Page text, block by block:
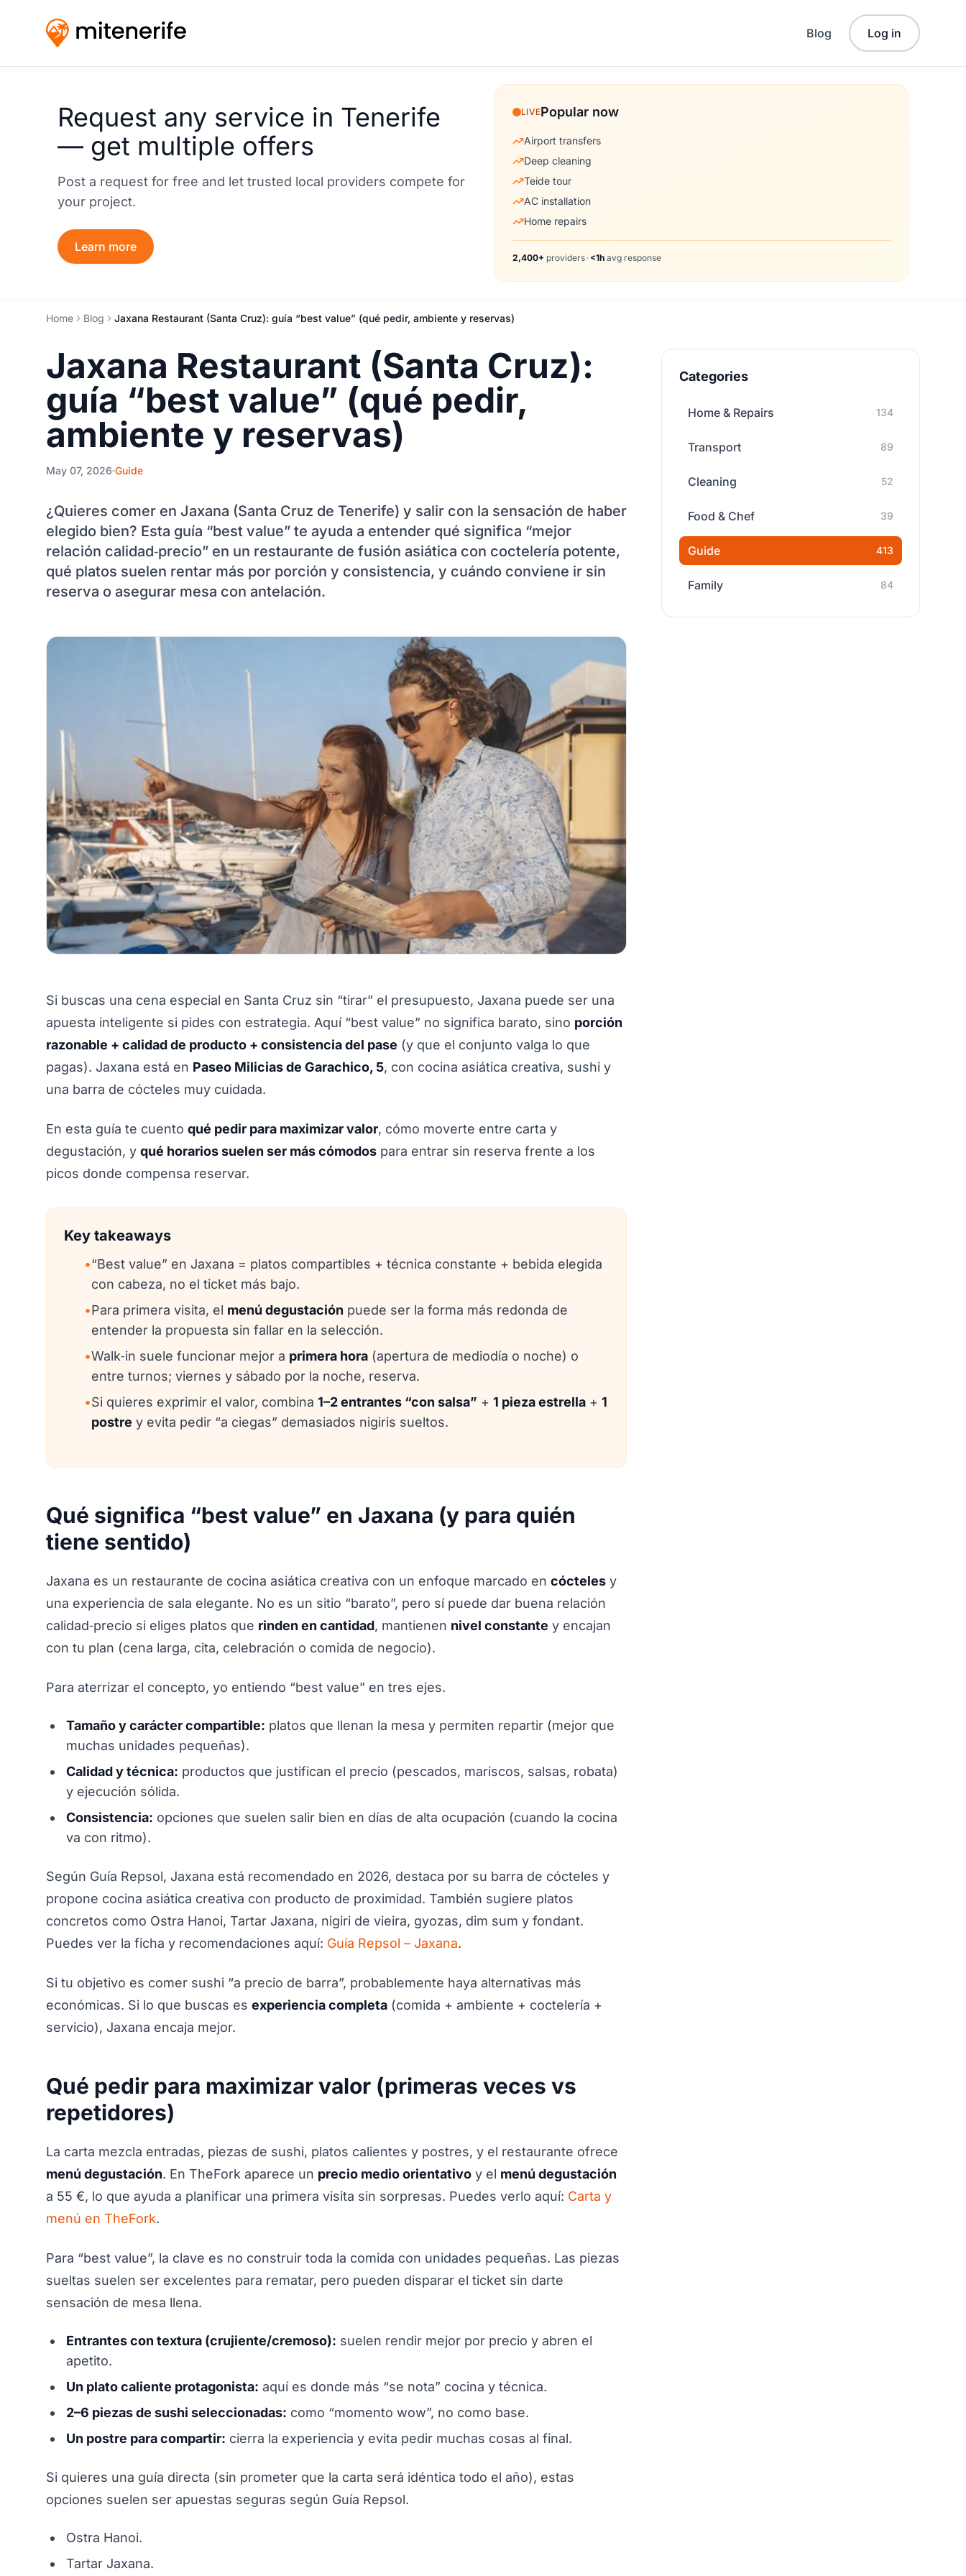
Blog Log in
Request any service in Tenerife
— get multiple offers
Post a request for free and let trusted local providers compete for
your project.
Learn more
LIVEPopular now
Airport transfers
Deep cleaning
Teide tour
AC installation
Home repairs
2,400+ providers• <1h avg response
Home Blog Jaxana Restaurant (Santa Cruz): guía “best value” (qué pedir, ambiente y reservas)
Jaxana Restaurant (Santa Cruz):
guía “best value” (qué pedir,
ambiente y reservas)
May 07, 2026 Guide
¿Quieres comer en Jaxana (Santa Cruz de Tenerife) y salir con la sensación de haber
elegido bien? Esta guía “best value” te ayuda a entender qué significa “mejor
relación calidad‑precio” en un restaurante de fusión asiática con coctelería potente,
qué platos suelen rentar más por porción y consistencia, y cuándo conviene ir sin
reserva o asegurar mesa con antelación.
Si buscas una cena especial en Santa Cruz sin “tirar” el presupuesto, Jaxana puede ser una
apuesta inteligente si pides con estrategia. Aquí “best value” no significa barato, sino porción
razonable + calidad de producto + consistencia del pase (y que el conjunto valga lo que
pagas). Jaxana está en Paseo Milicias de Garachico, 5, con cocina asiática creativa, sushi y
una barra de cócteles muy cuidada.
En esta guía te cuento qué pedir para maximizar valor, cómo moverte entre carta y
degustación, y qué horarios suelen ser más cómodos para entrar sin reserva frente a los
picos donde compensa reservar.
Key takeaways
•“Best value” en Jaxana = platos compartibles + técnica constante + bebida elegida
con cabeza, no el ticket más bajo.
•Para primera visita, el menú degustación puede ser la forma más redonda de
entender la propuesta sin fallar en la selección.
•Walk‑in suele funcionar mejor a primera hora (apertura de mediodía o noche) o
entre turnos; viernes y sábado por la noche, reserva.
•Si quieres exprimir el valor, combina 1–2 entrantes “con salsa” + 1 pieza estrella + 1
postre y evita pedir “a ciegas” demasiados nigiris sueltos.
Qué significa “best value” en Jaxana (y para quién
tiene sentido)
Jaxana es un restaurante de cocina asiática creativa con un enfoque marcado en cócteles y
una experiencia de sala elegante. No es un sitio “barato”, pero sí puede dar buena relación
calidad‑precio si eliges platos que rinden en cantidad, mantienen nivel constante y encajan
con tu plan (cena larga, cita, celebración o comida de negocio).
Para aterrizar el concepto, yo entiendo “best value” en tres ejes.
Tamaño y carácter compartible: platos que llenan la mesa y permiten repartir (mejor que
muchas unidades pequeñas).
Calidad y técnica: productos que justifican el precio (pescados, mariscos, salsas, robata)
y ejecución sólida.
Consistencia: opciones que suelen salir bien en días de alta ocupación (cuando la cocina
va con ritmo).
Según Guía Repsol, Jaxana está recomendado en 2026, destaca por su barra de cócteles y
propone cocina asiática creativa con producto de proximidad. También sugiere platos
concretos como Ostra Hanoi, Tartar Jaxana, nigiri de vieira, gyozas, dim sum y fondant.
Puedes ver la ficha y recomendaciones aquí: Guía Repsol – Jaxana.
Si tu objetivo es comer sushi “a precio de barra”, probablemente haya alternativas más
económicas. Si lo que buscas es experiencia completa (comida + ambiente + coctelería +
servicio), Jaxana encaja mejor.
Qué pedir para maximizar valor (primeras veces vs
repetidores)
La carta mezcla entradas, piezas de sushi, platos calientes y postres, y el restaurante ofrece
menú degustación. En TheFork aparece un precio medio orientativo y el menú degustación
a 55 €, lo que ayuda a planificar una primera visita sin sorpresas. Puedes verlo aquí: Carta y
menú en TheFork.
Para “best value”, la clave es no construir toda la comida con unidades pequeñas. Las piezas
sueltas suelen ser excelentes para rematar, pero pueden disparar el ticket sin darte
sensación de mesa llena.
Entrantes con textura (crujiente/cremoso): suelen rendir mejor por precio y abren el
apetito.
Un plato caliente protagonista: aquí es donde más “se nota” cocina y técnica.
2–6 piezas de sushi seleccionadas: como “momento wow”, no como base.
Un postre para compartir: cierra la experiencia y evita pedir muchas cosas al final.
Si quieres una guía directa (sin prometer que la carta será idéntica todo el año), estas
opciones suelen ser apuestas seguras según Guía Repsol.
Ostra Hanoi.
Tartar Jaxana.
Categories
Home & Repairs 134
Transport 89
Cleaning 52
Food & Chef 39
Guide 413
Family 84